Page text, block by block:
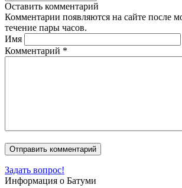
Оставить комментарий
Комментарии появляются на сайте после
течение пары часов.
Имя
Комментарий *
Задать вопрос!
Информация о Батуми